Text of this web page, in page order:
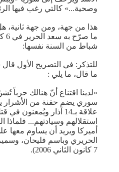
وصحية...» كالتي رغب فيها
هذا من جهة، ومن جهة ثانية،
شباط من السنة نفسها:
للتذكر: في التصريح الأول
ما قال، ما يلي :
«لدينا اقتناع أنّ هنالك حرباً
سوري يضم حفنة من
علاقة بـ14 آذار
استقلالهم وسيادتهم...
أميركا ويريد أن يساوم معها
الحريري وباسم فليحان،
7 كانون الثاني 2006).